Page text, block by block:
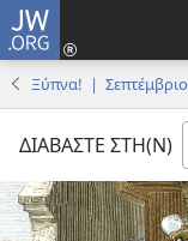
JW.ORG
Ξύπνα! |
ΔΙΑΒΑΣΤΕ ΣΤΗ(Ν)